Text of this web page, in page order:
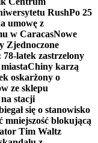
RushPo 25
umowę z
w CaracasNowe
Zjednoczone
78-latek zastrzelony
Chiny karzą
oskarżony o
ze sklepu
stacji
się o stanowisko
mniejszość blokującą
Tim Waltz